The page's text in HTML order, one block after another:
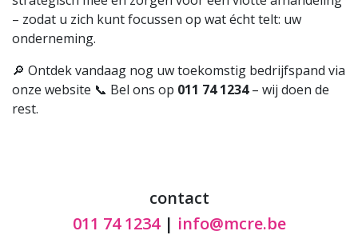
– zodat u zich kunt focussen op wat écht telt: uw
onderneming.
🔎 Ontdek vandaag nog uw toekomstig bedrijfspand via
onze website 📞 Bel ons op 011 74 1234– wij doen de
rest.
contact
011 74 1234| info@mcre.be